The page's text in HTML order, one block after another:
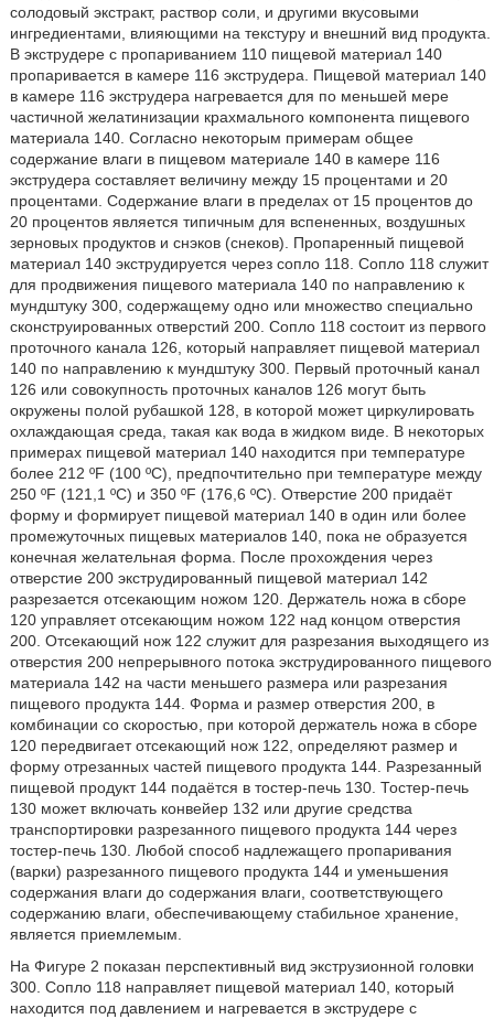
солодовый экстракт, раствор соли, и другими вкусовыми
ингредиентами, влияющими на текстуру и внешний вид продукта.
В экструдере с пропариванием 110 пищевой материал 140
пропаривается в камере 116 экструдера. Пищевой материал 140
в камере 116 экструдера нагревается для по меньшей мере
частичной желатинизации крахмального компонента пищевого
материала 140. Согласно некоторым примерам общее
содержание влаги в пищевом материале 140 в камере 116
экструдера составляет величину между 15 процентами и 20
процентами. Содержание влаги в пределах от 15 процентов до
20 процентов является типичным для вспененных, воздушных
зерновых продуктов и снэков (снеков). Пропаренный пищевой
материал 140 экструдируется через сопло 118. Сопло 118 служит
для продвижения пищевого материала 140 по направлению к
мундштуку 300, содержащему одно или множество специально
сконструированных отверстий 200. Сопло 118 состоит из первого
проточного канала 126, который направляет пищевой материал
140 по направлению к мундштуку 300. Первый проточный канал
126 или совокупность проточных каналов 126 могут быть
окружены полой рубашкой 128, в которой может циркулировать
охлаждающая среда, такая как вода в жидком виде. В некоторых
примерах пищевой материал 140 находится при температуре
более 212 ºF (100 ºС), предпочтительно при температуре между
250 ºF (121,1 ºС) и 350 ºF (176,6 ºС). Отверстие 200 придаёт
форму и формирует пищевой материал 140 в один или более
промежуточных пищевых материалов 140, пока не образуется
конечная желательная форма. После прохождения через
отверстие 200 экструдированный пищевой материал 142
разрезается отсекающим ножом 120. Держатель ножа в сборе
120 управляет отсекающим ножом 122 над концом отверстия
200. Отсекающий нож 122 служит для разрезания выходящего из
отверстия 200 непрерывного потока экструдированного пищевого
материала 142 на части меньшего размера или разрезания
пищевого продукта 144. Форма и размер отверстия 200, в
комбинации со скоростью, при которой держатель ножа в сборе
120 передвигает отсекающий нож 122, определяют размер и
форму отрезанных частей пищевого продукта 144. Разрезанный
пищевой продукт 144 подаётся в тостер-печь 130. Тостер-печь
130 может включать конвейер 132 или другие средства
транспортировки разрезанного пищевого продукта 144 через
тостер-печь 130. Любой способ надлежащего пропаривания
(варки) разрезанного пищевого продукта 144 и уменьшения
содержания влаги до содержания влаги, соответствующего
содержанию влаги, обеспечивающему стабильное хранение,
является приемлемым.
На Фигуре 2 показан перспективный вид экструзионной головки
300. Сопло 118 направляет пищевой материал 140, который
находится под давлением и нагревается в экструдере с